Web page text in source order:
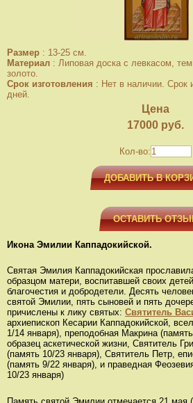
Размер : 13-25 см.
Материал : Липовая доска с левкасом,
золото.
Срок изготовления : Нет в наличии. Срок
дней.
Цена
17000 руб.
Кол-во:
ДОБАВИТЬ В
ОСТАВИТЬ
Икона Эмилии Каппадокийской.
Святая Эмилия Каппадокийская
образцом матери, воспитавшей своих
благочестия и добродетели. Десять
святой Эмилии, пять сыновей и пять
причислены к лику святых: Святитель
архиепископ Кесарии Каппадокийской,
1/14 января), преподобная Макрина
образец аскетической жизни, Святитель
(память 10/23 января), Святитель Петр,
(память 9/22 января), и праведная
10/23 января)